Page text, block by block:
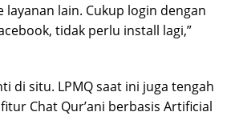
layanan lain. Cukup login dengan
tidak perlu install lagi,”
di situ. LPMQ saat ini juga tengah
Chat Qur’ani berbasis Artificial